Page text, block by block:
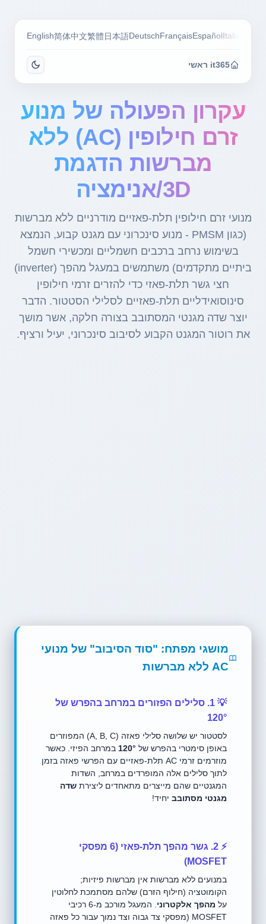
English简体中文繁體 日本語Deutsch FrançaisEspañol Italiano
it365 ראשי
עקרון הפעולה של מנוע
זרם חילופין (AC) ללא
מברשות הדגמת
3D/אנימציה
מנועי זרם חילופין תלת-פאזיים מודרניים ללא מברשות
(כגון PMSM - מנוע סינכרוני עם מגנט קבוע, הנמצא
בשימוש נרחב ברכבים חשמליים ומכשירי חשמל
ביתיים מתקדמים) משתמשים במעגל מהפך (inverter)
חצי גשר תלת-פאזי כדי להזרים זרמי חילופין
סינוסואידליים תלת-פאזיים לסלילי הסטטור. הדבר
יוצר שדה מגנטי המסתובב בצורה חלקה, אשר מושך
את רוטור המגנט הקבוע לסיבוב סינכרוני, יעיל ורציף.
מושגי מפתח: "סוד הסיבוב" של מנועי
AC ללא מברשות
💡 1. סלילים הפזורים במרחב בהפרש של
120°
לסטטור יש שלושה סלילי פאזה (A, B, C) המפוזרים
באופן סימטרי בהפרש של 120° במרחב הפיזי. כאשר
מוזרמים זרמי AC תלת-פאזיים עם הפרשי פאזה בזמן
לתוך סלילים אלה המופרדים במרחב, השדות
המגנטיים שהם מייצרים מתאחדים ליצירת שדה
מגנטי מסתובב יחיד!
⚡ 2. גשר מהפך תלת-פאזי (6 מפסקי
MOSFET)
במנועים ללא מברשות אין מברשות פיזיות;
הקומוטציה (חילוף הזרם) שלהם מסתמכת לחלוטין
על מהפך אלקטרוני
. המעגל מורכב מ-6 רכיבי
MOSFET (מפסקי צד גבוה וצד נמוך עבור כל פאזה